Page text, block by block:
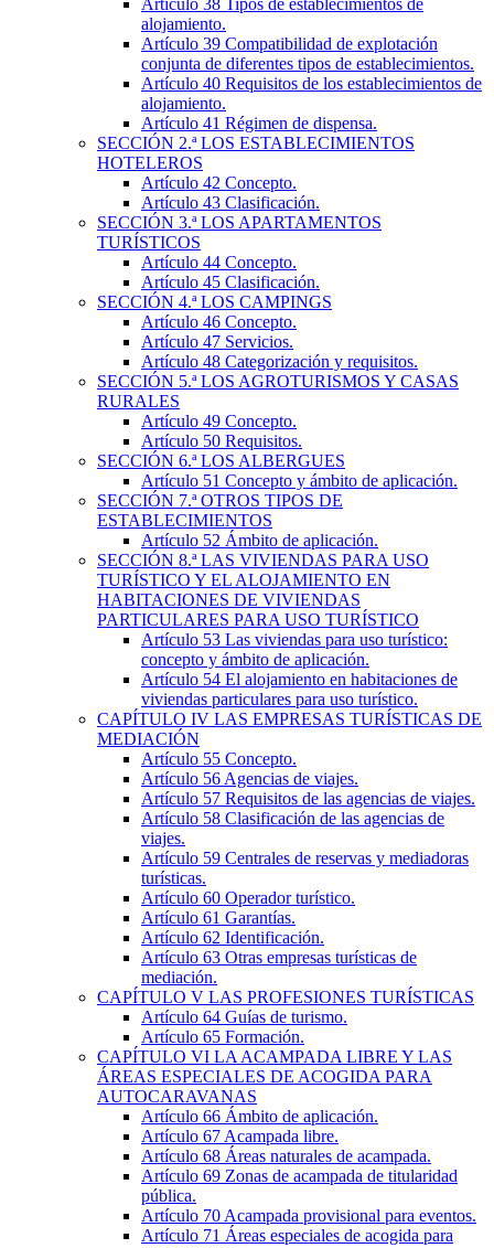
alojamiento.
Artículo 39 Compatibilidad de explotación
conjunta de diferentes tipos de establecimientos.
Artículo 40 Requisitos de los establecimientos de
alojamiento.
Artículo 41 Régimen de dispensa.
SECCIÓN 2.ªLOS ESTABLECIMIENTOS
HOTELEROS
Artículo 42 Concepto.
Artículo 43 Clasificación.
SECCIÓN 3.ªLOS APARTAMENTOS
TURÍSTICOS
Artículo 44 Concepto.
Artículo 45 Clasificación.
SECCIÓN 4.ªLOS CAMPINGS
Artículo 46 Concepto.
Artículo 47 Servicios.
Artículo 48 Categorización y requisitos.
SECCIÓN 5.ªLOS AGROTURISMOS Y CASAS
RURALES
Artículo 49 Concepto.
Artículo 50 Requisitos.
SECCIÓN 6.ªLOS ALBERGUES
Artículo 51 Concepto y ámbito de aplicación.
SECCIÓN 7.ªOTROS TIPOS DE
ESTABLECIMIENTOS
Artículo 52 Ámbito de aplicación.
SECCIÓN 8.ªLAS VIVIENDAS PARA USO
TURÍSTICO Y EL ALOJAMIENTO EN
HABITACIONES DE VIVIENDAS
PARTICULARES PARA USO TURÍSTICO
Artículo 53 Las viviendas para uso turístico:
concepto y ámbito de aplicación.
Artículo 54 El alojamiento en habitaciones de
viviendas particulares para uso turístico.
CAPÍTULO IV LAS EMPRESAS TURÍSTICAS DE
MEDIACIÓN
Artículo 55 Concepto.
Artículo 56 Agencias de viajes.
Artículo 57 Requisitos de las agencias de viajes.
Artículo 58 Clasificación de las agencias de
viajes.
Artículo 59 Centrales de reservas y mediadoras
turísticas.
Artículo 60 Operador turístico.
Artículo 61 Garantías.
Artículo 62 Identificación.
Artículo 63 Otras empresas turísticas de
mediación.
CAPÍTULO V LAS PROFESIONES TURÍSTICAS
Artículo 64 Guías de turismo.
Artículo 65 Formación.
CAPÍTULO VI LA ACAMPADA LIBRE Y LAS
ÁREAS ESPECIALES DE ACOGIDA PARA
AUTOCARAVANAS
Artículo 66 Ámbito de aplicación.
Artículo 67 Acampada libre.
Artículo 68 Áreas naturales de acampada.
Artículo 69 Zonas de acampada de titularidad
pública.
Artículo 70 Acampada provisional para eventos.
Artículo 71 Áreas especiales de acogida para